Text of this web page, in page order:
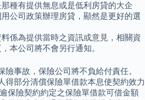
種有提供無息或是低利房貸的大企
公司政策辦理房貸，顯然是更好的選
係為提供當時之資訊或意見，相關資
本公司將不會另行通知。
險事故，保險公司將不負給付責任。
得部分清償保險單借款本息使契約效力
保險契約約定之保險單借款可借金額